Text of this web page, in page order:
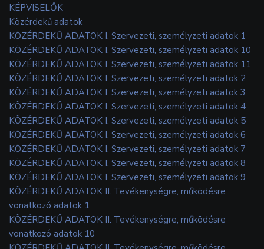
KÉPVISELŐK
Közérdekű adatok
KÖZÉRDEKŰ ADATOK I. Szervezeti, személyzeti adatok 1
KÖZÉRDEKŰ ADATOK I. Szervezeti, személyzeti adatok 10
KÖZÉRDEKŰ ADATOK I. Szervezeti, személyzeti adatok 11
KÖZÉRDEKŰ ADATOK I. Szervezeti, személyzeti adatok 2
KÖZÉRDEKŰ ADATOK I. Szervezeti, személyzeti adatok 3
KÖZÉRDEKŰ ADATOK I. Szervezeti, személyzeti adatok 4
KÖZÉRDEKŰ ADATOK I. Szervezeti, személyzeti adatok 5
KÖZÉRDEKŰ ADATOK I. Szervezeti, személyzeti adatok 6
KÖZÉRDEKŰ ADATOK I. Szervezeti, személyzeti adatok 7
KÖZÉRDEKŰ ADATOK I. Szervezeti, személyzeti adatok 8
KÖZÉRDEKŰ ADATOK I. Szervezeti, személyzeti adatok 9
KÖZÉRDEKŰ ADATOK II. Tevékenységre, működésre
vonatkozó adatok 1
KÖZÉRDEKŰ ADATOK II. Tevékenységre, működésre
vonatkozó adatok 10